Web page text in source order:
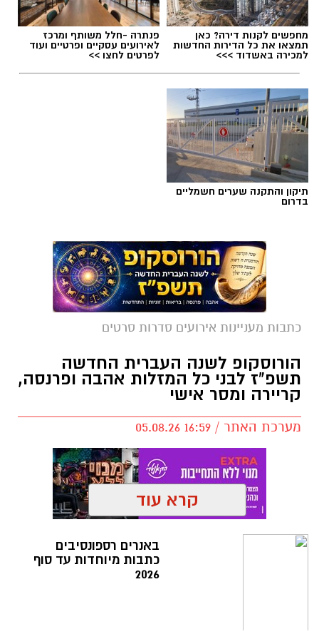
מחפשים לקנות דירה? כאן
תמצאו את כל הדירות החדשות
למכירה באשדוד >>>
פנתרה -חלל משותף ומרכז
לאירועים עסקיים ופרטיים ועוד
לפרטים לחצו >>
תיקון והתקנה שערים חשמליים
בדרום
כתבות מעניינות אירועים סדרות סרטים
הורוסקופ לשנה העברית החדשה
תשפ"ז לבני כל המזלות אהבה ופרנסה,
קריירה ומסר אישי
מערכת האתר / 16:59 05.08.26
תגים:הורוסקופ לשנה העברית החדשה תשפ"ז
קרא עוד
באנרים רספונסיבים
כתבות מיוחדות עד סוף
2026